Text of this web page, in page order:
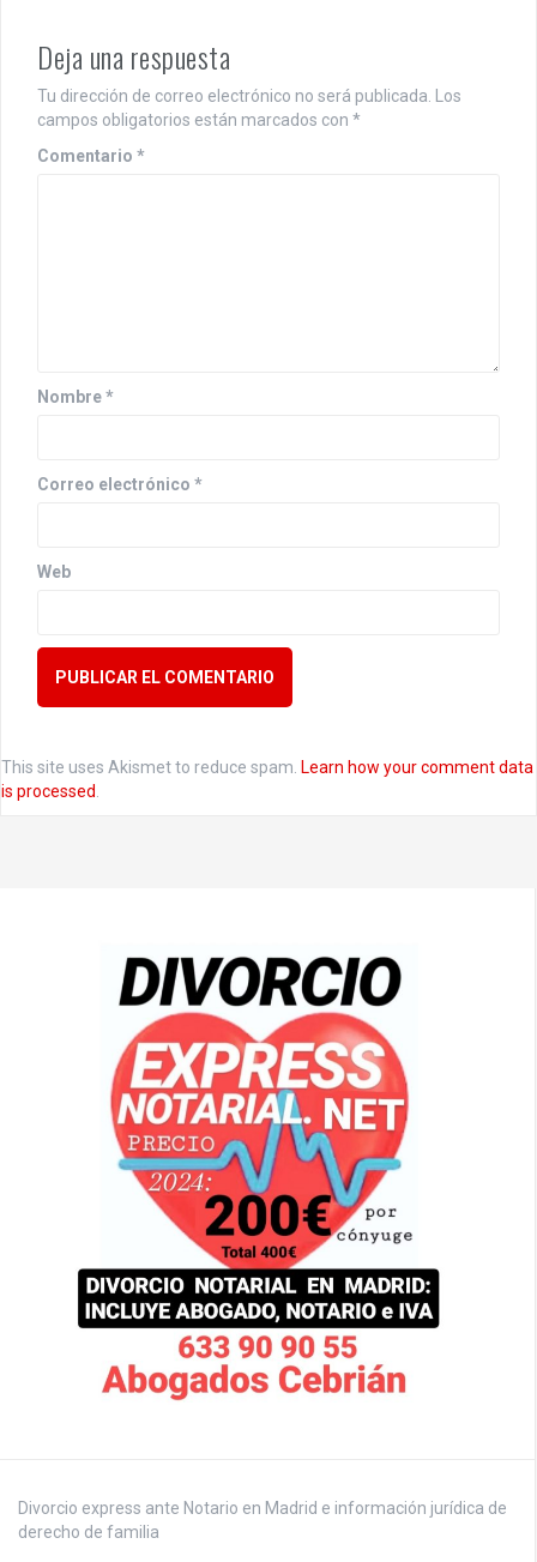
Deja una respuesta
Tu dirección de correo electrónico no será publicada.
Los
campos obligatorios están marcados con *
Comentario *
Nombre*
Correo electrónico *
Web
This site uses Akismet to reduce spam. Learn how your comment data
is processed
Divorcio express ante Notario en Madrid e información jurídica de
derecho de familia